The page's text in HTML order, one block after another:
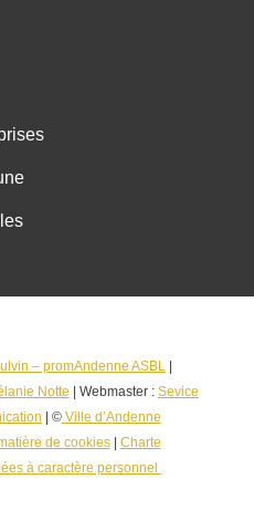
– promAndenne ASBL
Notte | Webmaster : Sevice
| © Ville d’Andenne
de cookies
Charte
à caractère personnel